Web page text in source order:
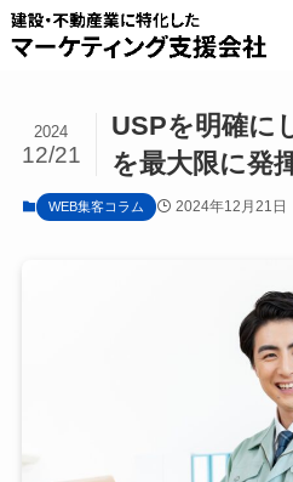
USPを明確に
を最大限に発
2024
12/21
WEB集客コラム 2024年12月21日